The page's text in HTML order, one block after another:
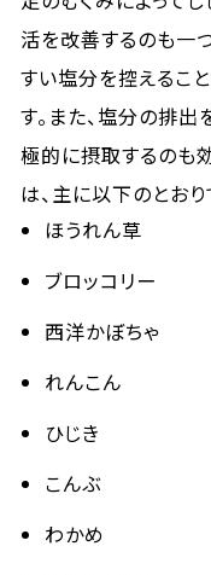
活を改善するのも一
すい塩分を控えるこ
す。また、塩分の排
極的に摂取するのも
は、主に以下のとおり
ほうれん草
ブロッコリー
西洋かぼちゃ
れんこん
ひじき
こんぶ
わかめ